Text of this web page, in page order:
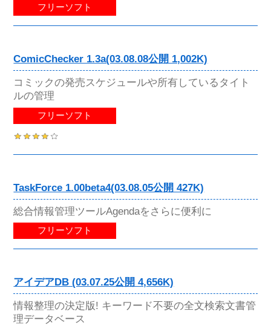
フリーソフト
ComicChecker 1.3a(03.08.08公開 1,002K)
コミックの発売スケジュールや所有しているタイト
ルの管理
フリーソフト
TaskForce 1.00beta4(03.08.05公開 427K)
総合情報管理ツールAgendaをさらに便利に
フリーソフト
アイデアDB (03.07.25公開 4,656K)
情報整理の決定版! キーワード不要の全文検索文書管
理データベース